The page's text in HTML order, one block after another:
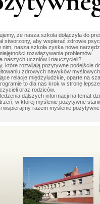
że nasza szkoła dołączyła do
stworzony, aby wspierać zdrowie
nim, nasza szkoła zyska nowe
rozwiązywania problemów.
naszych uczniów i nauczycieli?
które rozwijają pozytywne podejście
zdrowych nawyków
relacje międzyludzkie, oparte na
to dla nas krok w stronę
oraz rodziców.
dalszych informacji na temat
w której myślenie pozytywne
i wspierajmy razem myślenie pozytywne!